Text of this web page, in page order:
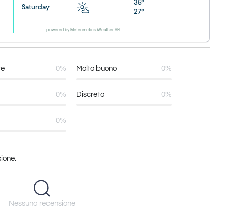
Saturday
35°
27°
powered by Meteometics Weather API
0% Molto buono 0%
0% Discreto 0%
0%
Nessuna recensione